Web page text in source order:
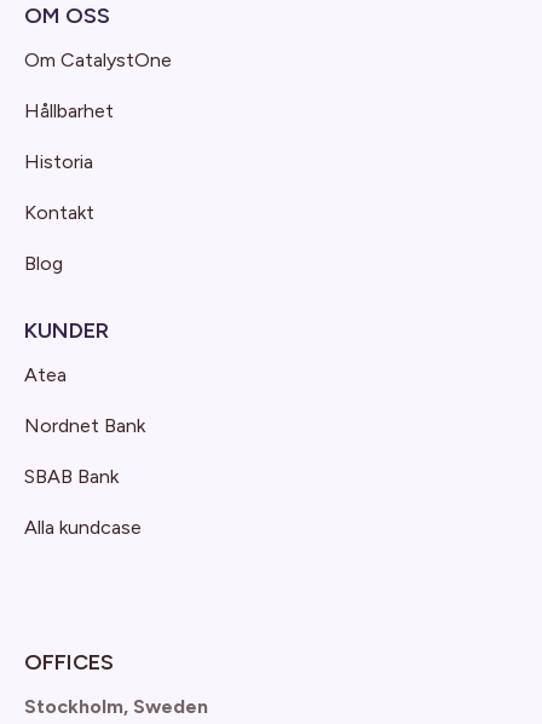
OM OSS
Om CatalystOne
Hållbarhet
Historia
Kontakt
Blog
KUNDER
Atea
Nordnet Bank
SBAB Bank
Alla kundcase
OFFICES
Stockholm, Sweden